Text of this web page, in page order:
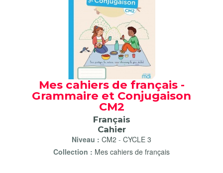
Mes cahiers de français -
Grammaire et Conjugaison
CM2
Français
Cahier
Niveau : CM2 - CYCLE 3
Collection : Mes cahiers de français